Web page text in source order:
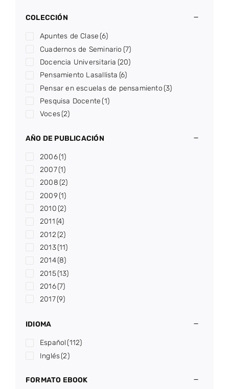
COLECCIÓN
Apuntes de Clase(6)
Cuadernos de Seminario (7)
Docencia Universitaria (20)
Pensamiento Lasallista (6)
Pensar en escuelas de pensamiento(3)
Pesquisa Docente(1)
Voces(2)
AÑO DE PUBLICACIÓN
2006(1)
2007(1)
2008(2)
2009(1)
2010(2)
2011(4)
2012(2)
2013(11)
2014(8)
2015(13)
2016(7)
2017(9)
2019
2020(6)
2021
(10)
2023(7)
IDIOMA
Español (112)
Inglés(2)
FORMATO EBOOK